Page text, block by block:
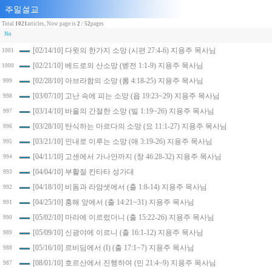
Total 1021articles, Now page is 2 / 52pages
No
1001 [02/14/10] 다윗의 한가지 소망 (시편 27:4-6) 지용주 목사님
1000 [02/21/10] 베드로의 산소망 (벧전 1:1-9) 지용주 목사님
999 [02/28/10] 아브라함의 소망 (롬 4:18-25) 지용주 목사님
998 [03/07/10] 고난 속에 피는 소망 (욥 19:23~29) 지용주 목사님
997 [03/14/10] 바울의 간절한 소망 (빌 1:19~26) 지용주 목사님
996 [03/28/10] 탄식하는 마르다의 소망 (요 11:1-27) 지용주 목사님
995 [03/21/10] 인내로 이루는 소망 (애 3:19-26) 지용주 목사님
994 [04/11/10] 고센에서 가나안까지 (창 46:28-32) 지용주 목사님
993 [04/04/10] 부활절 칸타타 성가대
992 [04/18/10] 비돔과 라암셋에서 (출 1:8-14) 지용주 목사님
991 [04/25/10] 홍해 앞에서 (출 14:21~31) 지용주 목사님
990 [05/02/10] 마라에 이르렀더니 (출 15:22-26) 지용주 목사님
989 [05/09/10] 신광야에 이르니 (출 16:1-12) 지용주 목사님
988 [05/16/10] 르비딤에서 (I) (출 17:1~7) 지용주 목사님
987 [08/01/10] 호르산에서 진행하여 (민 21:4~9) 지용주 목사님